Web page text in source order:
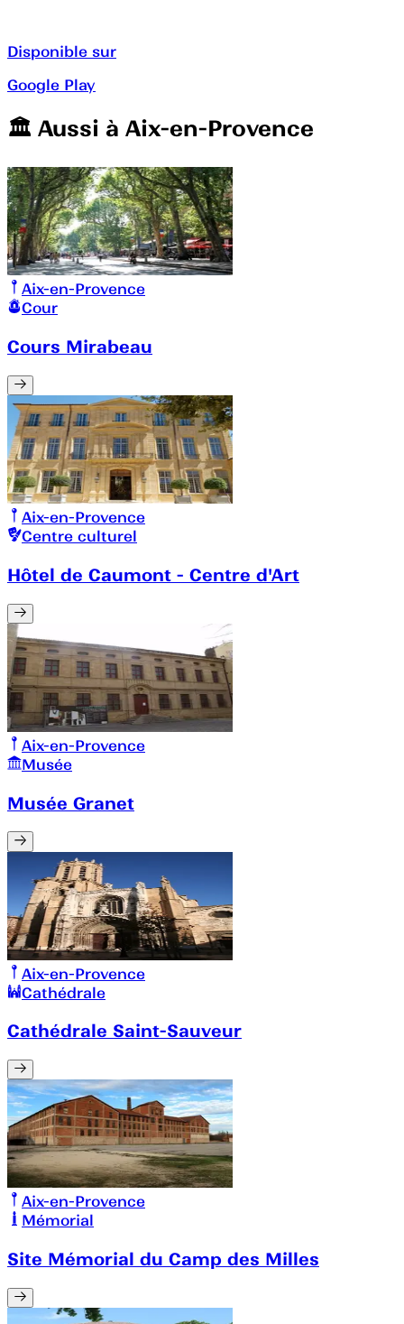
Disponible sur
Google Play
🏛️️ Aussi à Aix-en-Provence
Aix-en-Provence
Cour
Cours Mirabeau
Aix-en-Provence
Centre culturel
Hôtel de Caumont - Centre d'Art
Aix-en-Provence
Musée
Musée Granet
Aix-en-Provence
Cathédrale
Cathédrale Saint-Sauveur
Aix-en-Provence
Mémorial
Site Mémorial du Camp des Milles